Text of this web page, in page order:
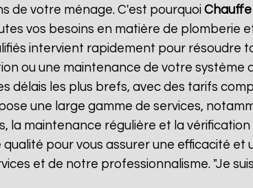
de votre ménage. C'est pourquoi Chauffe
vos besoins en matière de plomberie
intervient rapidement pour résoudre
ou une maintenance de votre système
délais les plus brefs, avec des tarifs
une large gamme de services,
la maintenance régulière et la
pour vous assurer une efficacité
et de notre professionnalisme. "Je